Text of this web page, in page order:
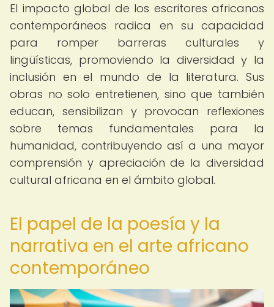
El impacto global de los escritores africanos
contemporáneos radica en su capacidad
para romper barreras culturales y
lingüísticas, promoviendo la diversidad y la
inclusión en el mundo de la literatura. Sus
obras no solo entretienen, sino que también
educan, sensibilizan y provocan reflexiones
sobre temas fundamentales para la
humanidad, contribuyendo así a una mayor
comprensión y apreciación de la diversidad
cultural africana en el ámbito global.
El papel de la poesía y la
narrativa en el arte africano
contemporáneo